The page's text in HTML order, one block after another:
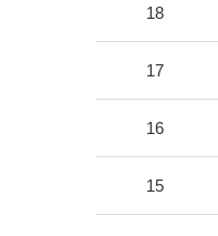
18
17
16
15